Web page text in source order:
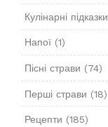
Кулінарні підказки
Напої(1)
Пісні страви (74)
Перші страви (18)
Рецепти (185)